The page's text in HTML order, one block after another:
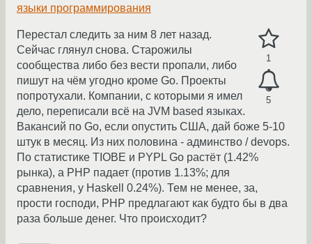
языки программирования
1
5
Перестал следить за ним 8 лет назад.
Сейчас глянул снова. Старожилы
сообщества либо без вести пропали, либо
пишут на чём угодно кроме Go. Проекты
попротухали. Компании, с которыми я имел
дело, переписали всё на JVM based языках.
Вакансий по Go, если опустить США, дай боже 5-10
штук в месяц. Из них половина - админство / devops.
По статистике TIOBE и PYPL Go растёт (1.42%
рынка), а PHP падает (против 1.13%; для
сравнения, у Haskell 0.24%). Тем не менее, за,
прости господи, PHP предлагают как будто бы в два
раза больше денег. Что происходит?